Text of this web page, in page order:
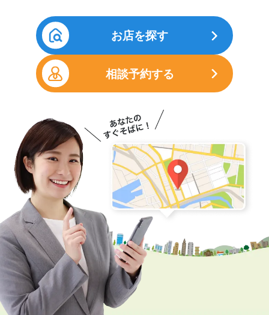
お店を探す
相談予約する